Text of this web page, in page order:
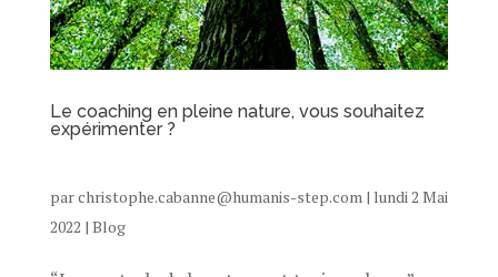
Le coaching en pleine nature, vous souhaitez
expérimenter ?
parchristophe.cabanne@humanis-step.com | lundi 2 Mai
2022 | Blog